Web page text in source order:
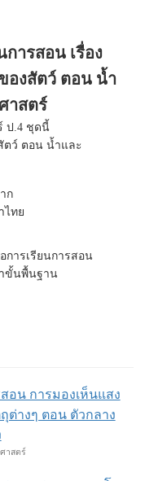
การสอน เรื่อง
องสัตว์ ตอน น้ำ
าสตร์
ป.4 ชุดนี้
ตว์ ตอน น้ำและ
ก
ไทย
การเรียนการสอน
ขั้นพื้นฐาน
อน การมองเห็นแสง
ต่างๆ ตอน ตัวกลาง
าสตร์